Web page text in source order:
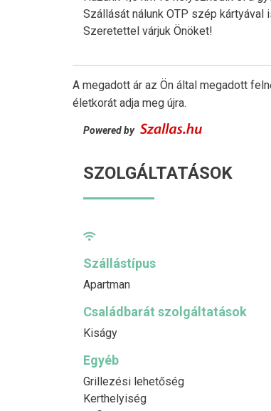
Szállását nálunk OTP szép kártyával
Szeretettel várjuk Önöket!
A megadott ár az Ön által megadott
életkorát adja meg újra.
Powered by
SZOLGÁLTATÁSOK
Szállástípus
Apartman
Családbarát szolgáltatások
Kiságy
Egyéb
Grillezési lehetőség
Kerthelyiség